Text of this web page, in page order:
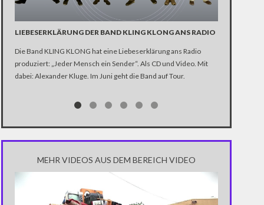
LIEBESERKLÄRUNG DER BAND KLING KLONG ANS RADIO
Die Band KLING KLONG hat eine Liebeserklärung ans Radio
produziert: „Jeder Mensch ein Sender“. Als CD und Video. Mit
dabei: Alexander Kluge. Im Juni geht die Band auf Tour.
MEHR VIDEOS AUS DEM BEREICH VIDEO